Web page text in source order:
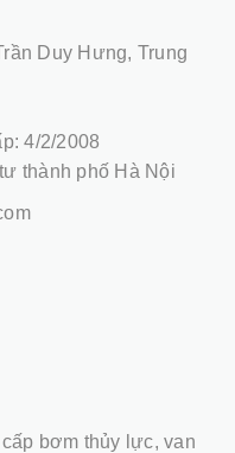
Duy Hưng, Trung
4/2/2008
thành phố Hà Nội
bơm thủy lực, van